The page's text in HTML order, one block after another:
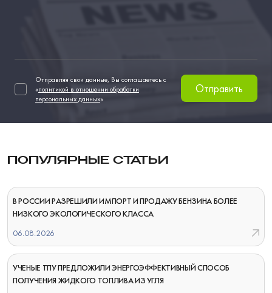
Отправляя свои данные, Вы соглашаетесь с
«политикой в отношении обработки
персональных данных»
Отправить
ПОПУЛЯРНЫЕ СТАТЬИ
В РОССИИ РАЗРЕШИЛИ ИМПОРТ И ПРОДАЖУ БЕНЗИНА БОЛЕЕ
НИЗКОГО ЭКОЛОГИЧЕСКОГО КЛАССА
06.08.2026
УЧЕНЫЕ ТПУ ПРЕДЛОЖИЛИ ЭНЕРГОЭФФЕКТИВНЫЙ СПОСОБ
ПОЛУЧЕНИЯ ЖИДКОГО ТОПЛИВА ИЗ УГЛЯ